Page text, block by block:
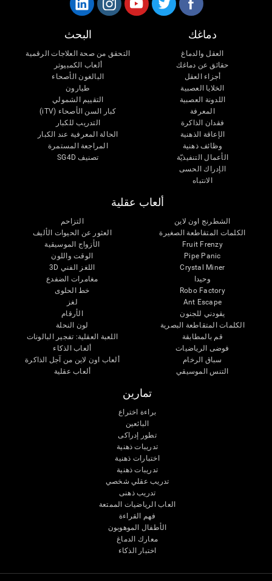
دماغك
العقل والدماغ
حقائق عن دماغك
أجزاء العقل
الخلايا العصبية
اللدونة العصبية
المعرفة
فقدان الذاكرة
الإعاقة الذهنية
وظائف ذهنية
الأعمال التنفيذيّة
الإدراك الحسى
الانتباه
البحث
التحقق من صحة العلاجات الرقمية
ألعاب الكمبيوتر
البالغون الأصحاء
طيارون
التقييم الشمولي
كبار السن الأصحاء (iTV)
التدريب للكبار
الحالة المعرفية عند الكبار
المراجعة المستمرة
تصنيف SG4D
ألعاب عقلية
الشطرنج اون لاين
الكلمات المتقاطعة الصغيرة
Fruit Frenzy
Pipe Panic
Crystal Miner
وحيدا
Robo Factory
Ant Escape
يقودني للجنون
الكلمات المتقاطعة البصرية
قم بالمطابقة
فوضى الرياضيات
سباق الرخام
التنس الموسيقي
التزاحم
العثور عن الحيوات الأليف
الأزواج الموسيقية
الوقت واللون
اللغز الفني 3D
مغامرات الضفدع
خط الحلوى
لغز
الأرقام
لون النحلة
اللعبة العقلية: تفجير البالونات
ألعاب الذكاء
ألعاب اون لاين من آجل الذاكرة
ألعاب عقلية
تمارين
براءة اختراع
البائعين
تطور إدراكى
تدريبات ذهنية
اختبارات ذهنية
تدريبات ذهنية
تدريب عقلي شخصي
تدريب ذهنى
العاب الرياضيات الممتعة
فهم القراءة
الأطفال الموهوبون
معارك الدماغ
اختبار الذكاء